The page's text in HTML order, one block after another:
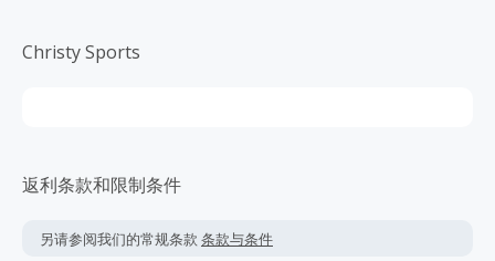
Christy Sports
返利条款和限制条件
另请参阅我们的常规条款 条款与条件